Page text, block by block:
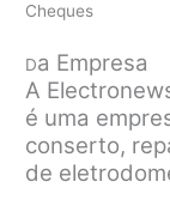
Cheques
Da Empresa
A
é uma
conserto,
de